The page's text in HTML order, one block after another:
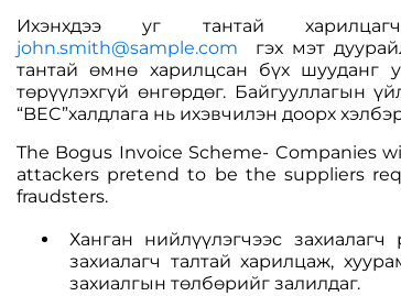
Ихэнхдээ уг тантай
john.smith@sample.com гэх мэт
тантай өмнө харилцсан бүх шууданг
төрүүлэхгүй өнгөрдөг. Байгууллагын
“BEC”халдлага нь ихэвчилэн доорх
The Bogus Invoice Scheme- Companies
attackers pretend to be the suppliers
fraudsters.
Ханган нийлүүлэгчээс
захиалагч талтай харилцаж,
захиалгын төлбөрийг залилдаг.